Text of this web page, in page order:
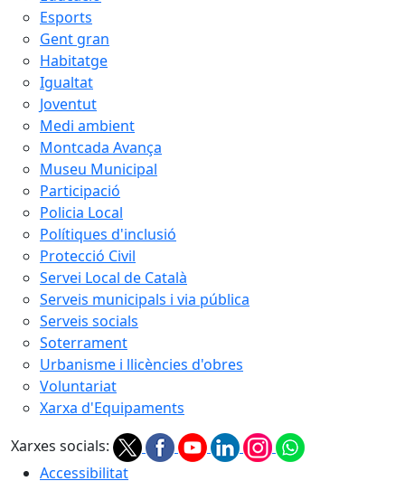
Esports
Gent gran
Habitatge
Igualtat
Joventut
Medi ambient
Montcada Avança
Museu Municipal
Participació
Policia Local
Polítiques d'inclusió
Protecció Civil
Servei Local de Català
Serveis municipals i via pública
Serveis socials
Soterrament
Urbanisme i llicències d'obres
Voluntariat
Xarxa d'Equipaments
Xarxes socials:
Accessibilitat